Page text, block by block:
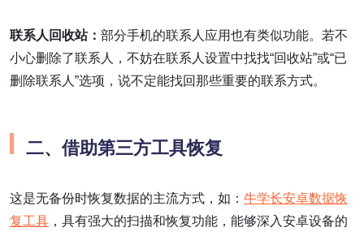
联系人回收站： 部分手机的联系人应用也有类似功能。若不
小心删除了联系人，不妨在联系人设置中找找“回收站”或“已
删除联系人”选项，说不定能找回那些重要的联系方式。
二、借助第三方工具恢复
这是无备份时恢复数据的主流方式，如： 牛学长安卓数据恢
复工具 ，具有强大的扫描和恢复功能，能够深入安卓设备的